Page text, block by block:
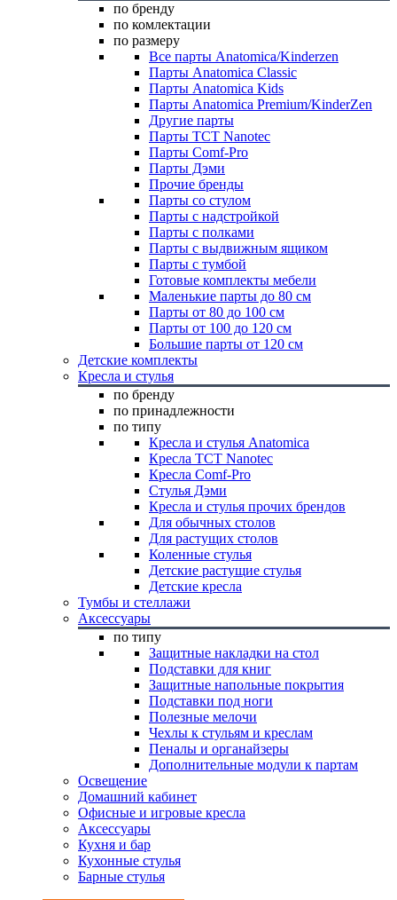
по бренду
по комлектации
по размеру
Все парты Anatomica/Kinderzen
Парты Anatomica Classic
Парты Anatomica Kids
Парты Anatomica Premium/KinderZen
Другие парты
Парты TCT Nanotec
Парты Comf-Pro
Парты Дэми
Прочие бренды
Парты со стулом
Парты с надстройкой
Парты с полками
Парты с выдвижным ящиком
Парты с тумбой
Готовые комплекты мебели
Маленькие парты до 80 см
Парты от 80 до 100 см
Парты от 100 до 120 см
Большие парты от 120 см
Детские комплекты
Кресла и стулья
по бренду
по принадлежности
по типу
Кресла и стулья Anatomica
Кресла TCT Nanotec
Кресла Comf-Pro
Стулья Дэми
Кресла и стулья прочих брендов
Для обычных столов
Для растущих столов
Коленные стулья
Детские растущие стулья
Детские кресла
Тумбы и стеллажи
Аксессуары
по типу
Защитные накладки на стол
Подставки для книг
Защитные напольные покрытия
Подставки под ноги
Полезные мелочи
Чехлы к стульям и креслам
Пеналы и органайзеры
Дополнительные модули к партам
Освещение
Домашний кабинет
Офисные и игровые кресла
Аксессуары
Кухня и бар
Кухонные стулья
Барные стулья